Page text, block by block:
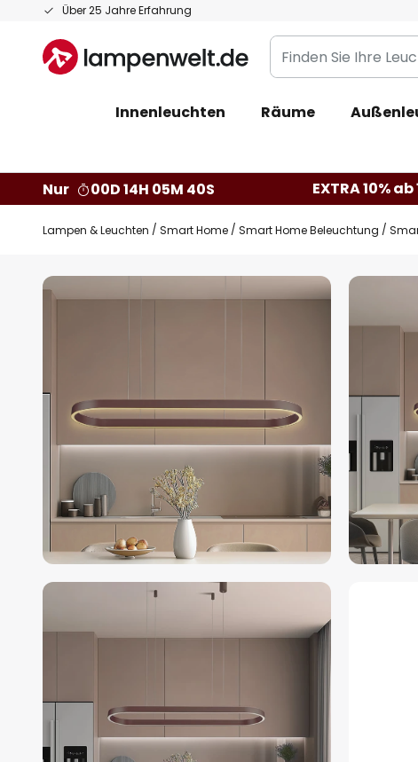
Über 25 Jahre Erfahrung
Zum
springen
Finden
Sie
Leuchte...
Innenleuchten Räume
Nur
00D 14H 05M 38S EXTRA 10%
Lampen & Leuchten Smart Home Smart Home Beleuchtung
Zum